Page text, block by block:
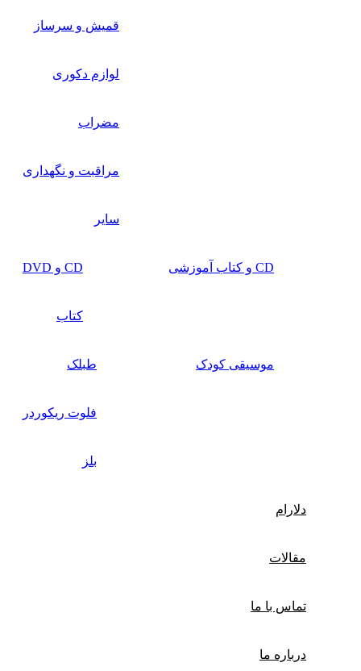
قمیش و سرساز
لوازم دکوری
مضراب
مراقبت و نگهداری
سایر
CD و کتاب آموزشی CD و DVD
کتاب
موسیقی کودک طبلک
فلوت ریکوردر
بلز
دلارام
مقالات
تماس با ما
درباره ما